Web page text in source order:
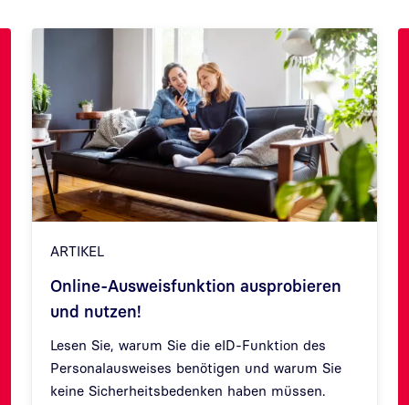
Zurück
ARTIKEL
Online-Ausweisfunktion ausprobieren
und nutzen!
Lesen Sie, warum Sie die eID-Funktion des
Personalausweises benötigen und warum Sie
keine Sicherheitsbedenken haben müssen.